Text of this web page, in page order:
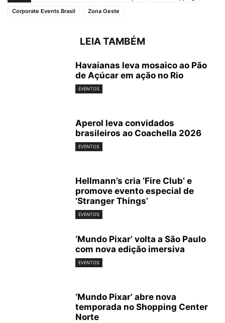
Corporate Events Brasil
Zona Oeste
LEIA TAMBÉM
Havaianas leva mosaico ao Pão
de Açúcar em ação no Rio
EVENTOS
Aperol leva convidados
brasileiros ao Coachella 2026
EVENTOS
Hellmann’s cria ‘Fire Club’ e
promove evento especial de
‘Stranger Things’
EVENTOS
‘Mundo Pixar’ volta a São Paulo
com nova edição imersiva
EVENTOS
‘Mundo Pixar’ abre nova
temporada no Shopping Center
Norte